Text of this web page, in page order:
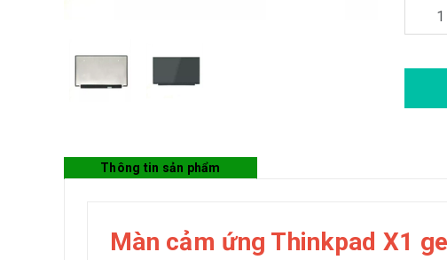
Thông tin sản phẩm
Màn cảm ứng Thinkpad X1